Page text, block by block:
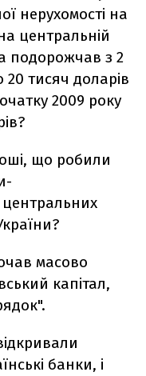
нерухомості на
центральній
подорожчав з 2
20 тисяч доларів
2009 року
що робили
масово
капітал,
банки, і